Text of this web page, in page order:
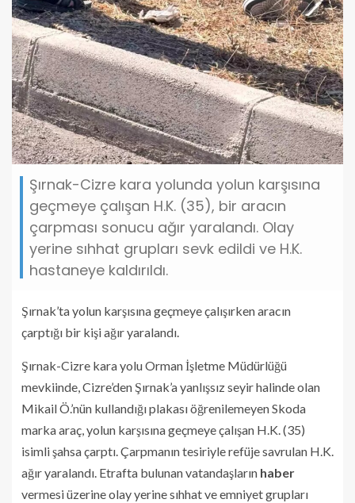
Şırnak-Cizre kara yolunda yolun karşısına
geçmeye çalışan H.K. (35), bir aracın
çarpması sonucu ağır yaralandı. Olay
yerine sıhhat grupları sevk edildi ve H.K.
hastaneye kaldırıldı.
Şırnak’ta yolun karşısına geçmeye çalışırken aracın
çarptığı bir kişi ağır yaralandı.
Şırnak-Cizre kara yolu Orman İşletme Müdürlüğü
mevkiinde, Cizre’den Şırnak’a yanlışsız seyir halinde olan
Mikail Ö.’nün kullandığı plakası öğrenilemeyen Skoda
marka araç, yolun karşısına geçmeye çalışan H.K. (35)
isimli şahsa çarptı. Çarpmanın tesiriyle refüje savrulan H.K.
ağır yaralandı. Etrafta bulunan vatandaşların haber
vermesi üzerine olay yerine sıhhat ve emniyet grupları